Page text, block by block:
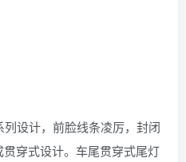
设计，前脸线条凌厉，封闭
穿式设计。车尾贯穿式尾灯